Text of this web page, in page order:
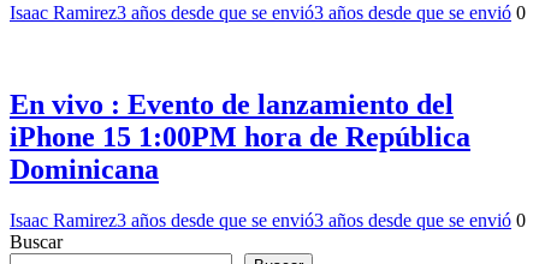
Isaac Ramirez3 años desde que se envió3 años desde que se envió 0
En vivo : Evento de lanzamiento del
iPhone 15 1:00PM hora de República
Dominicana
Isaac Ramirez3 años desde que se envió3 años desde que se envió 0
Buscar